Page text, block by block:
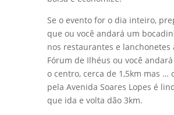
Se o evento for o dia inteiro,
que ou você andará um
nos restaurantes e lanchonetes
Fórum de Ilhéus ou você
o centro, cerca de 1,5km mas …
pela Avenida Soares Lopes é
que ida e volta dão 3km.